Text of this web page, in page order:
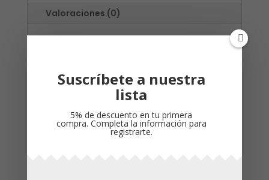
Valoraciones (0)
Editorial: B&H Español
Referencia de producto
124 x 190 x 36 mm
: 0,600kg
Suscríbete a nuestra
lista
5% de descuento en tu primera
compra. Completa la información para
registrarte.